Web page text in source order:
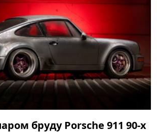
бруду Porsche 911 90-х